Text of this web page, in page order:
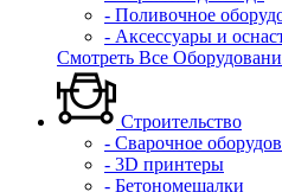
- Поливочное
- Аксессуары и
Смотреть Все
Строительство
- Сварочное
- 3D принтеры
- Бетономешалки